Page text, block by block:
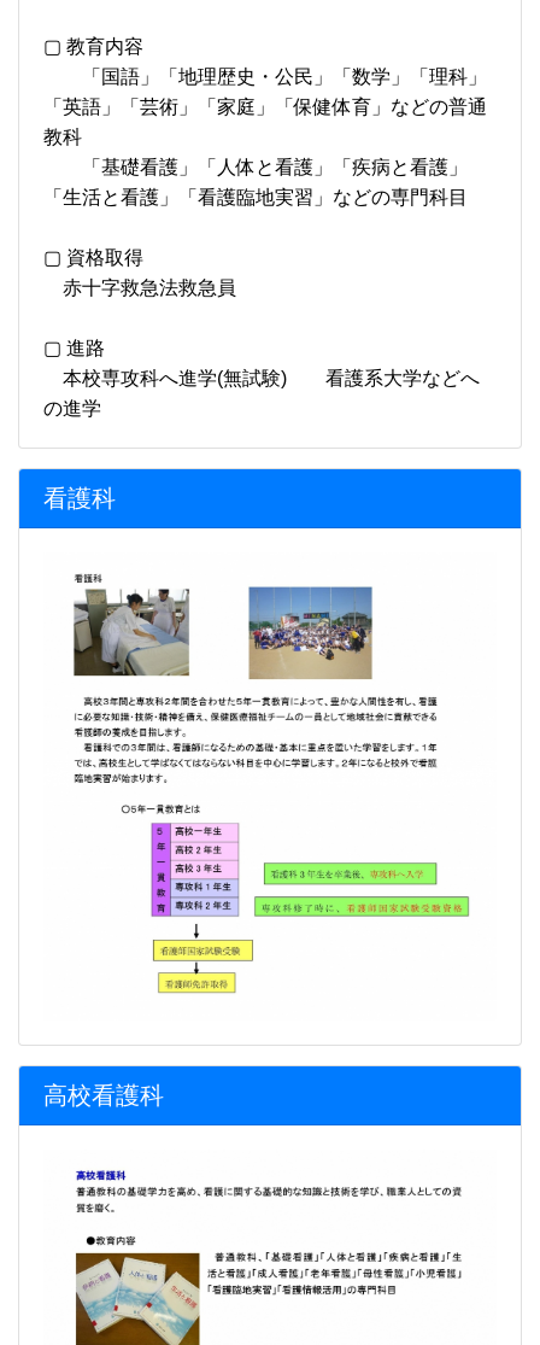
▢ 教育内容
「国語」「地理歴史・公民」「数学」「理科」
「英語」「芸術」「家庭」「保健体育」などの普通
教科
「基礎看護」「人体と看護」「疾病と看護」
「生活と看護」「看護臨地実習」などの専門科目
▢ 資格取得
赤十字救急法救急員
▢ 進路
本校専攻科へ進学(無試験) 看護系大学などへ
の進学
看護科
高校看護科